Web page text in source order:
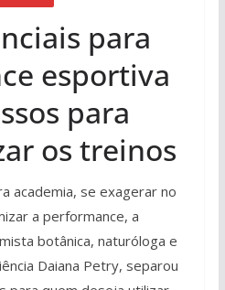
para
esportiva
para
os treinos
academia, se exagerar no
a performance, a
botânica, naturóloga e
Daiana Petry, separou